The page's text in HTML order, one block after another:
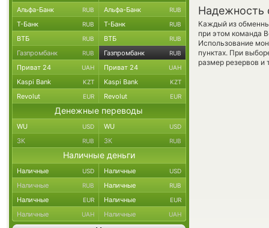
Надежность
Каждый из
при этом команда
Использование
пунктах. При
размер резервов и
Альфа-Банк RUB Альфа-Банк RUB
Т-Банк RUB Т-Банк RUB
ВТБ RUB ВТБ RUB
Газпромбанк RUB Газпромбанк RUB
Приват 24 UAH Приват 24 UAH
Kaspi Bank KZT Kaspi Bank KZT
Revolut EUR Revolut EUR
Денежные переводы
WU USD WU USD
ЗК RUB ЗК RUB
Наличные деньги
Наличные USD Наличные USD
Наличные RUB Наличные RUB
Наличные EUR Наличные EUR
Наличные UAH Наличные UAH